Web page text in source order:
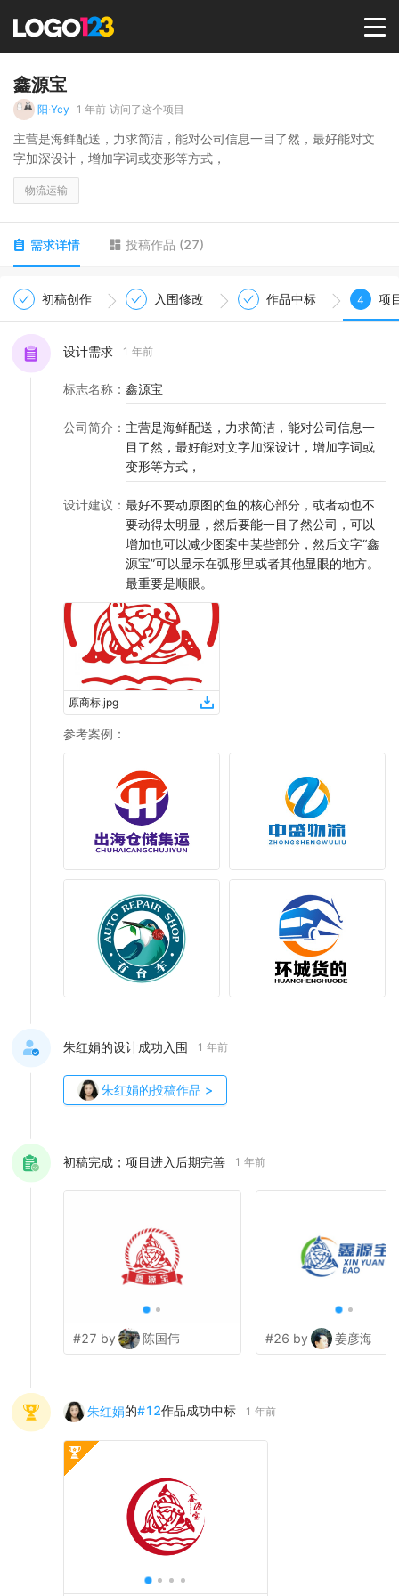
选择套餐→
商标版权
LOGO
鑫源宝
阳·Ycy 1 年前 访问了这个项目
主营是海鲜配送，力求简洁，能对公司信息一目了然，最好能对文
字加深设计，增加字词或变形等方式，
物流运输
需求详情 投稿作品 (27)
初稿创作 入围修改 作品中标 4 项
设计需求 1 年前
标志名称 ： 鑫源宝
公司简介 ： 主营是海鲜配送，力求简洁，能对公司信息一
目了然，最好能对文字加深设计，增加字词或
变形等方式，
设计建议 ： 最好不要动原图的鱼的核心部分，或者动也不
要动得太明显，然后要能一目了然公司，可以
增加也可以减少图案中某些部分，然后文字“鑫
源宝”可以显示在弧形里或者其他显眼的地方。
最重要是顺眼。
原商标.jpg
参考案例 ：
朱红娟的设计成功入围 1 年前
朱红娟的投稿作品 >
初稿完成；项目进入后期完善 1 年前
#27 by 陈国伟 #26 by 姜彦海
朱红娟的#12作品成功中标 1 年前